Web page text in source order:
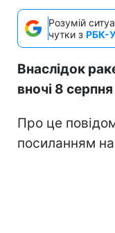
Розумій
чутки з РБК-
Внаслідок
вночі 8
Про це
посиланням на